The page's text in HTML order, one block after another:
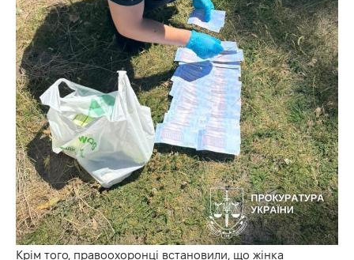
Крім того, правоохоронці встановили, що жінка